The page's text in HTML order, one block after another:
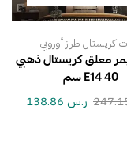
كريستال طراز أوروبي
معلق كريستال ذهبي
E14 40 سم
ر.س